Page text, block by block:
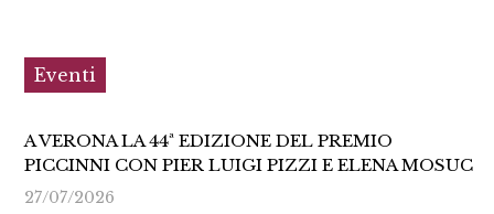
Eventi
A VERONA LA 44ª EDIZIONE DEL PREMIO
PICCINNI CON PIER LUIGI PIZZI E ELENA MOSUC
27/07/2026